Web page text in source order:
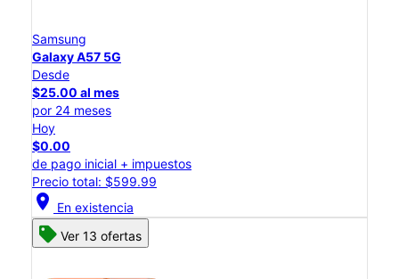
Samsung
Galaxy A57 5G
Desde
$25.00 al mes
por 24 meses
Hoy
$0.00
de pago inicial + impuestos
Precio total: $599.99
location_on En existencia
Ver 13 ofertas